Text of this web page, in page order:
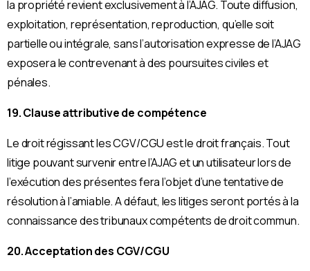
la propriété revient exclusivement à l’AJAG. Toute diffusion,
exploitation, représentation, reproduction, qu’elle soit
partielle ou intégrale, sans l’autorisation expresse de l’AJAG
exposera le contrevenant à des poursuites civiles et
pénales.
19. Clause attributive de compétence
Le droit régissant les CGV/CGU est le droit français. Tout
litige pouvant survenir entre l’AJAG et un utilisateur lors de
l’exécution des présentes fera l’objet d’une tentative de
résolution à l’amiable. A défaut, les litiges seront portés à la
connaissance des tribunaux compétents de droit commun.
20. Acceptation des CGV/CGU